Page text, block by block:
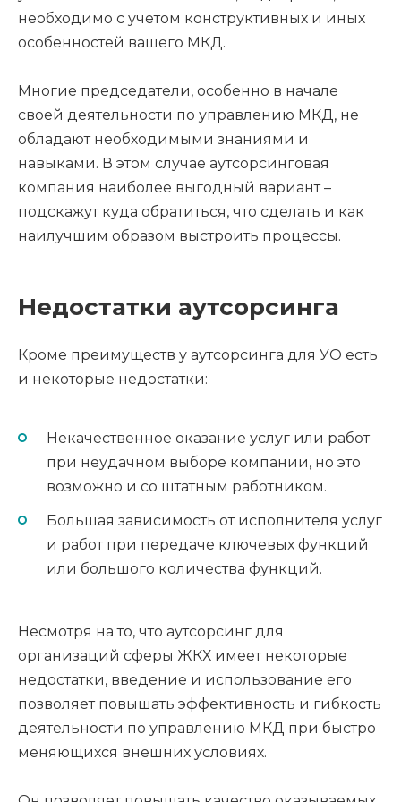
необходимо с учетом конструктивных и иных
особенностей вашего МКД.
Многие председатели, особенно в начале
своей деятельности по управлению МКД, не
обладают необходимыми знаниями и
навыками. В этом случае аутсорсинговая
компания наиболее выгодный вариант –
подскажут куда обратиться, что сделать и как
наилучшим образом выстроить процессы.
Недостатки аутсорсинга
Кроме преимуществ у аутсорсинга для УО есть
и некоторые недостатки:
Некачественное оказание услуг или работ
при неудачном выборе компании, но это
возможно и со штатным работником.
Большая зависимость от исполнителя услуг
и работ при передаче ключевых функций
или большого количества функций.
Несмотря на то, что аутсорсинг для
организаций сферы ЖКХ имеет некоторые
недостатки, введение и использование его
позволяет повышать эффективность и гибкость
деятельности по управлению МКД при быстро
меняющихся внешних условиях.